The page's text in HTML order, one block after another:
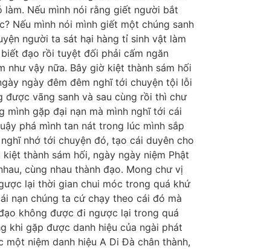
Nếu mình nói rằng giết người bắt
Nếu mình nói mình giết một chúng sanh
người ta sát hại hàng tỉ sinh vật làm
đạo rồi tuyệt đối phải cấm ngăn
như vậy nữa. Bây giờ kiệt thành sám hối
ngày đêm đêm nghĩ tới chuyện tội lỗi
vãng sanh và sau cùng rồi thì chư
mình gặp đại nạn mà mình nghĩ tới cái
phá mình tan nát trong lúc mình sắp
nhớ tới chuyện đó, tạo cái duyên cho
thành sám hối, ngày ngày niệm Phật
cùng nhau thành đạo. Mong chư vị
lại thời gian chui móc trong quá khứ
nạn chúng ta cứ chạy theo cái đó mà
không được đi ngược lại trong quá
khi gặp được danh hiệu của ngài phát
niệm danh hiệu A Di Đà chân thành,